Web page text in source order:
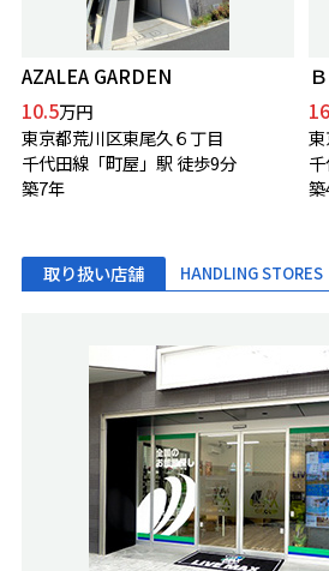
AZALEA GARDEN
10.5万円
東京都荒川区東尾久６丁目
千代田線「町屋」駅 徒歩9分
築7年
取り扱い店舗 HANDLING STORES